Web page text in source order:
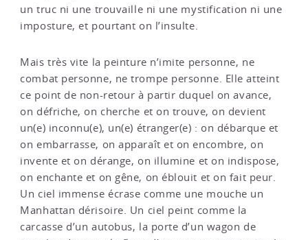
un truc ni une trouvaille ni une mystification ni une
imposture, et pourtant on l’insulte.
Mais très vite la peinture n’imite personne, ne
combat personne, ne trompe personne. Elle atteint
ce point de non-retour à partir duquel on avance,
on défriche, on cherche et on trouve, on devient
un(e) inconnu(e), un(e) étranger(e) : on débarque et
on embarrasse, on apparaît et on encombre, on
invente et on dérange, on illumine et on indispose,
on enchante et on gêne, on éblouit et on fait peur.
Un ciel immense écrase comme une mouche un
Manhattan dérisoire. Un ciel peint comme la
carcasse d’un autobus, la porte d’un wagon de